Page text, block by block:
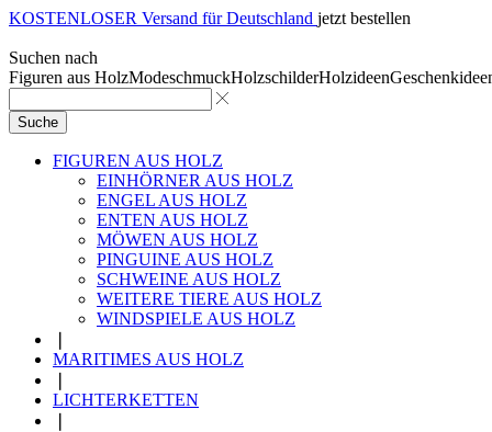
KOSTENLOSER Versand für Deutschland jetzt bestellen
Suchen nach
Figuren aus HolzModeschmuckHolzschilderHolzideen
Suche
FIGUREN AUS HOLZ
EINHÖRNER AUS HOLZ
ENGEL AUS HOLZ
ENTEN AUS HOLZ
MÖWEN AUS HOLZ
PINGUINE AUS HOLZ
SCHWEINE AUS HOLZ
WEITERE TIERE AUS HOLZ
WINDSPIELE AUS HOLZ
MARITIMES AUS HOLZ
LICHTERKETTEN